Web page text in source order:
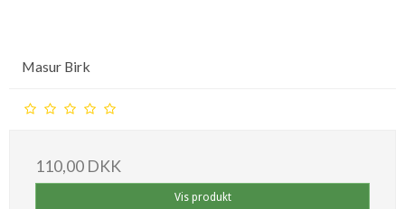
Masur Birk
110,00 DKK
Vis produkt